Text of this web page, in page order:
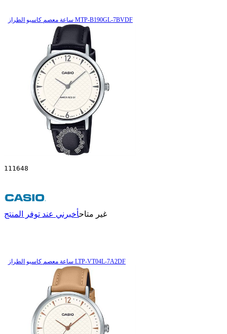
ساعة معصم کاسیو الطراز MTP-B190GL-7BVDF
111648
غير متاحأخبرني عند توفر المنتج
ساعة معصم کاسیو الطراز LTP-VT04L-7A2DF